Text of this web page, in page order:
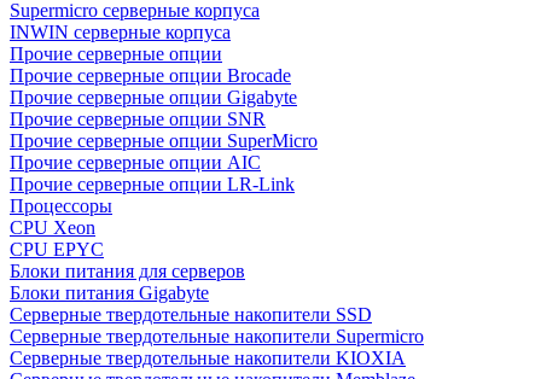
Supermicro серверные корпуса
INWIN серверные корпуса
Прочие серверные опции
Прочие серверные опции Brocade
Прочие серверные опции Gigabyte
Прочие серверные опции SNR
Прочие серверные опции SuperMicro
Прочие серверные опции AIC
Прочие серверные опции LR-Link
Процессоры
CPU Xeon
CPU EPYC
Блоки питания для серверов
Блоки питания Gigabyte
Серверные твердотельные накопители SSD
Cерверные твердотельные накопители Supermicro
Cерверные твердотельные накопители KIOXIA